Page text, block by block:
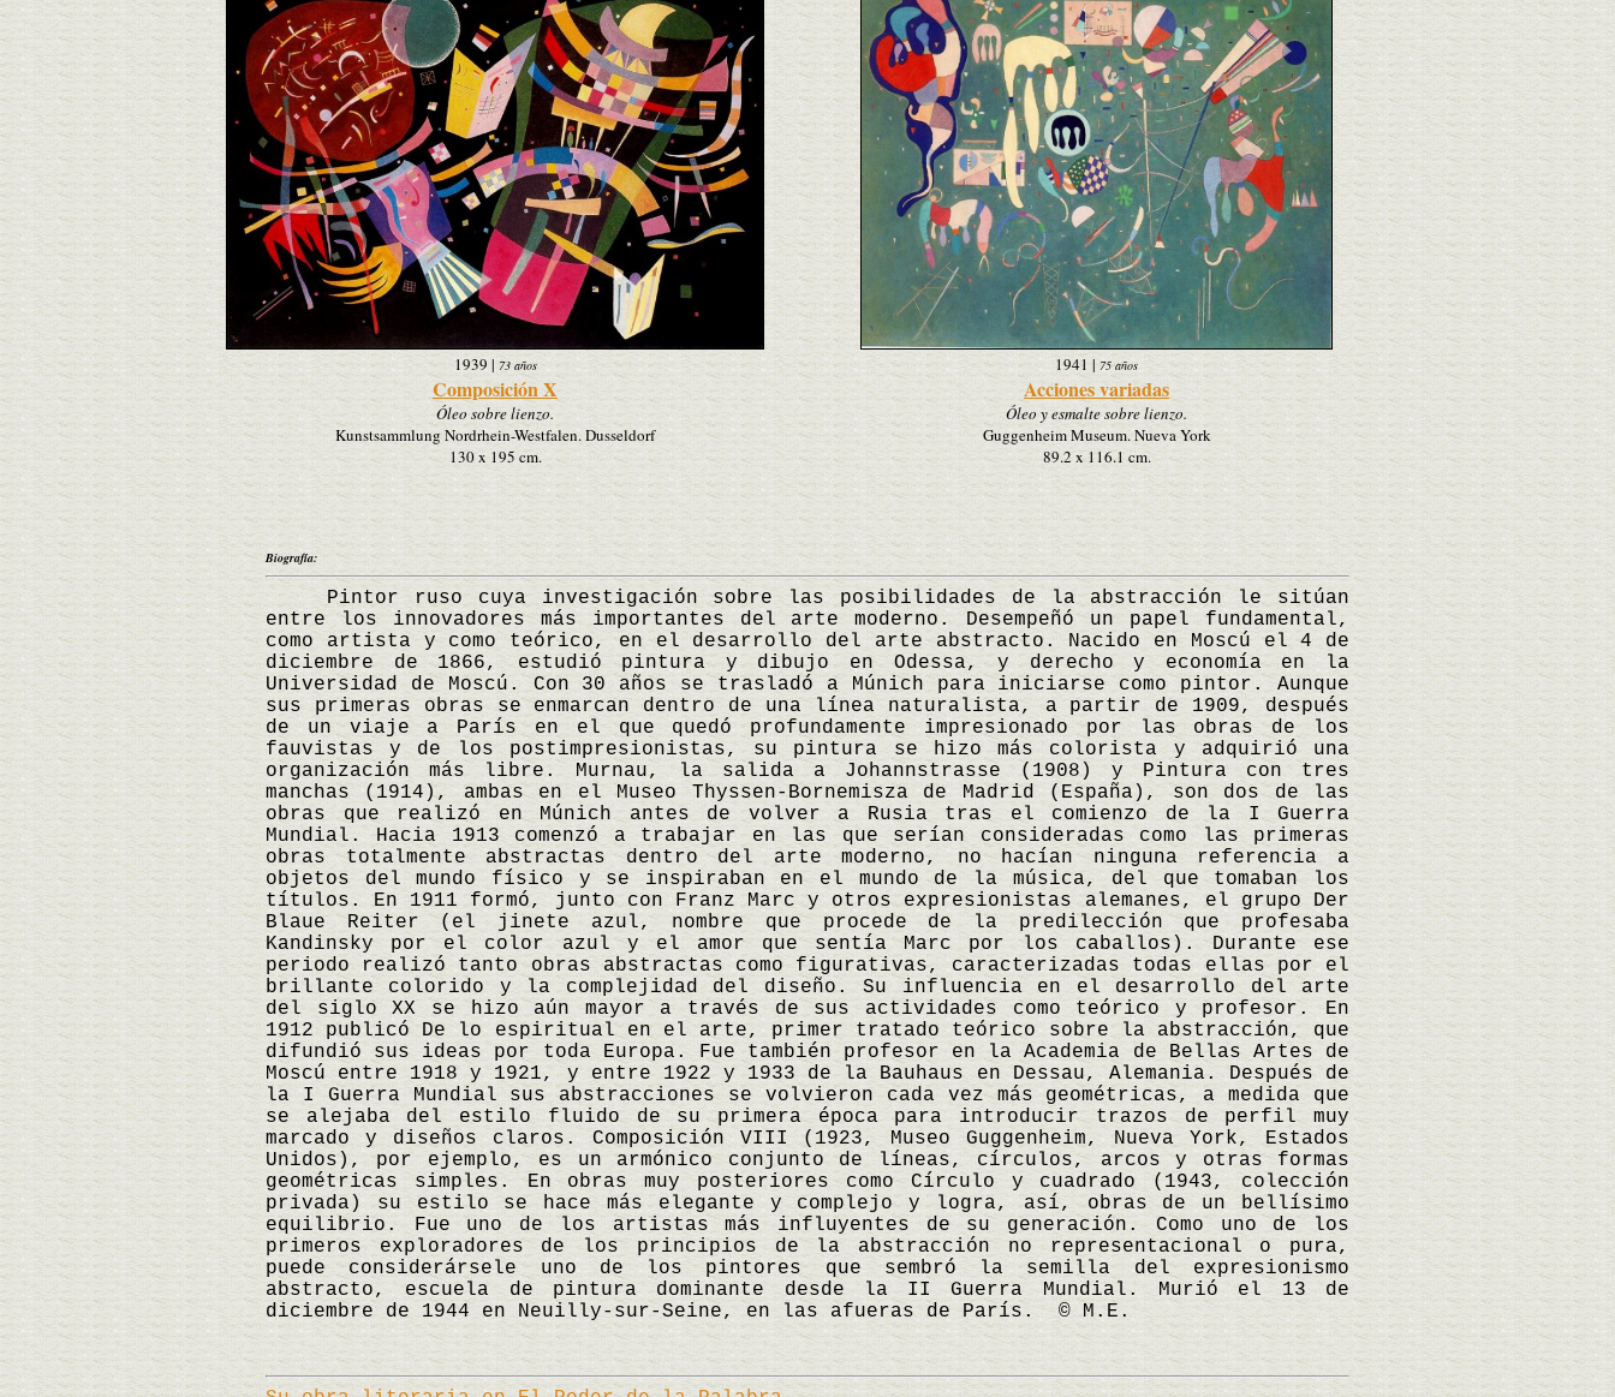
1939 | 73 años
Composición X
Óleo sobre lienzo.
Kunstsammlung Nordrhein-Westfalen. Dusseldorf
130 x 195 cm.
1941 | 75 años
Acciones variadas
Óleo y esmalte sobre lienzo.
Guggenheim Museum. Nueva York
89.2 x 116.1 cm.
Biografía:
Pintor ruso cuya investigación sobre las posibilidades de la abstracción le sitúan
entre los innovadores más importantes del arte moderno. Desempeñó un papel fundamental,
como artista y como teórico, en el desarrollo del arte abstracto. Nacido en Moscú el 4 de
diciembre de 1866, estudió pintura y dibujo en Odessa, y derecho y economía en la
Universidad de Moscú. Con 30 años se trasladó a Múnich para iniciarse como pintor. Aunque
sus primeras obras se enmarcan dentro de una línea naturalista, a partir de 1909, después
de un viaje a París en el que quedó profundamente impresionado por las obras de los
fauvistas y de los postimpresionistas, su pintura se hizo más colorista y adquirió una
organización más libre. Murnau, la salida a Johannstrasse (1908) y Pintura con tres
manchas (1914), ambas en el Museo Thyssen-Bornemisza de Madrid (España), son dos de las
obras que realizó en Múnich antes de volver a Rusia tras el comienzo de la I Guerra
Mundial. Hacia 1913 comenzó a trabajar en las que serían consideradas como las primeras
obras totalmente abstractas dentro del arte moderno, no hacían ninguna referencia a
objetos del mundo físico y se inspiraban en el mundo de la música, del que tomaban los
títulos. En 1911 formó, junto con Franz Marc y otros expresionistas alemanes, el grupo Der
Blaue Reiter (el jinete azul, nombre que procede de la predilección que profesaba
Kandinsky por el color azul y el amor que sentía Marc por los caballos). Durante ese
periodo realizó tanto obras abstractas como figurativas, caracterizadas todas ellas por el
brillante colorido y la complejidad del diseño. Su influencia en el desarrollo del arte
del siglo XX se hizo aún mayor a través de sus actividades como teórico y profesor. En
1912 publicó De lo espiritual en el arte, primer tratado teórico sobre la abstracción, que
difundió sus ideas por toda Europa. Fue también profesor en la Academia de Bellas Artes de
Moscú entre 1918 y 1921, y entre 1922 y 1933 de la Bauhaus en Dessau, Alemania. Después de
la I Guerra Mundial sus abstracciones se volvieron cada vez más geométricas, a medida que
se alejaba del estilo fluido de su primera época para introducir trazos de perfil muy
marcado y diseños claros. Composición VIII (1923, Museo Guggenheim, Nueva York, Estados
Unidos), por ejemplo, es un armónico conjunto de líneas, círculos, arcos y otras formas
geométricas simples. En obras muy posteriores como Círculo y cuadrado (1943, colección
privada) su estilo se hace más elegante y complejo y logra, así, obras de un bellísimo
equilibrio. Fue uno de los artistas más influyentes de su generación. Como uno de los
primeros exploradores de los principios de la abstracción no representacional o pura,
puede considerársele uno de los pintores que sembró la semilla del expresionismo
abstracto, escuela de pintura dominante desde la II Guerra Mundial. Murió el 13 de
diciembre de 1944 en Neuilly-sur-Seine, en las afueras de París. © M.E.